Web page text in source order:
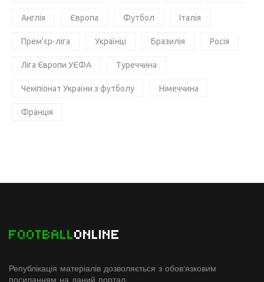
Англія Європа Футбол Італія
Прем'єр-ліга Українці Бразилія Росія
Ліга Європи УЄФА Туреччина
Чемпіонат України з футболу Німеччина
Франція
FOOTBALLONLINE
Републікація матеріалів дозволяється з обов'язковим
посиланням на даний портал.